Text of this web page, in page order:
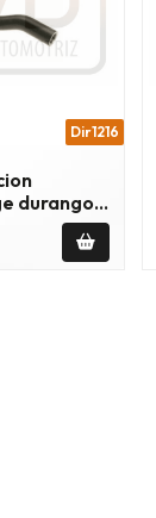
Dir1216
durango